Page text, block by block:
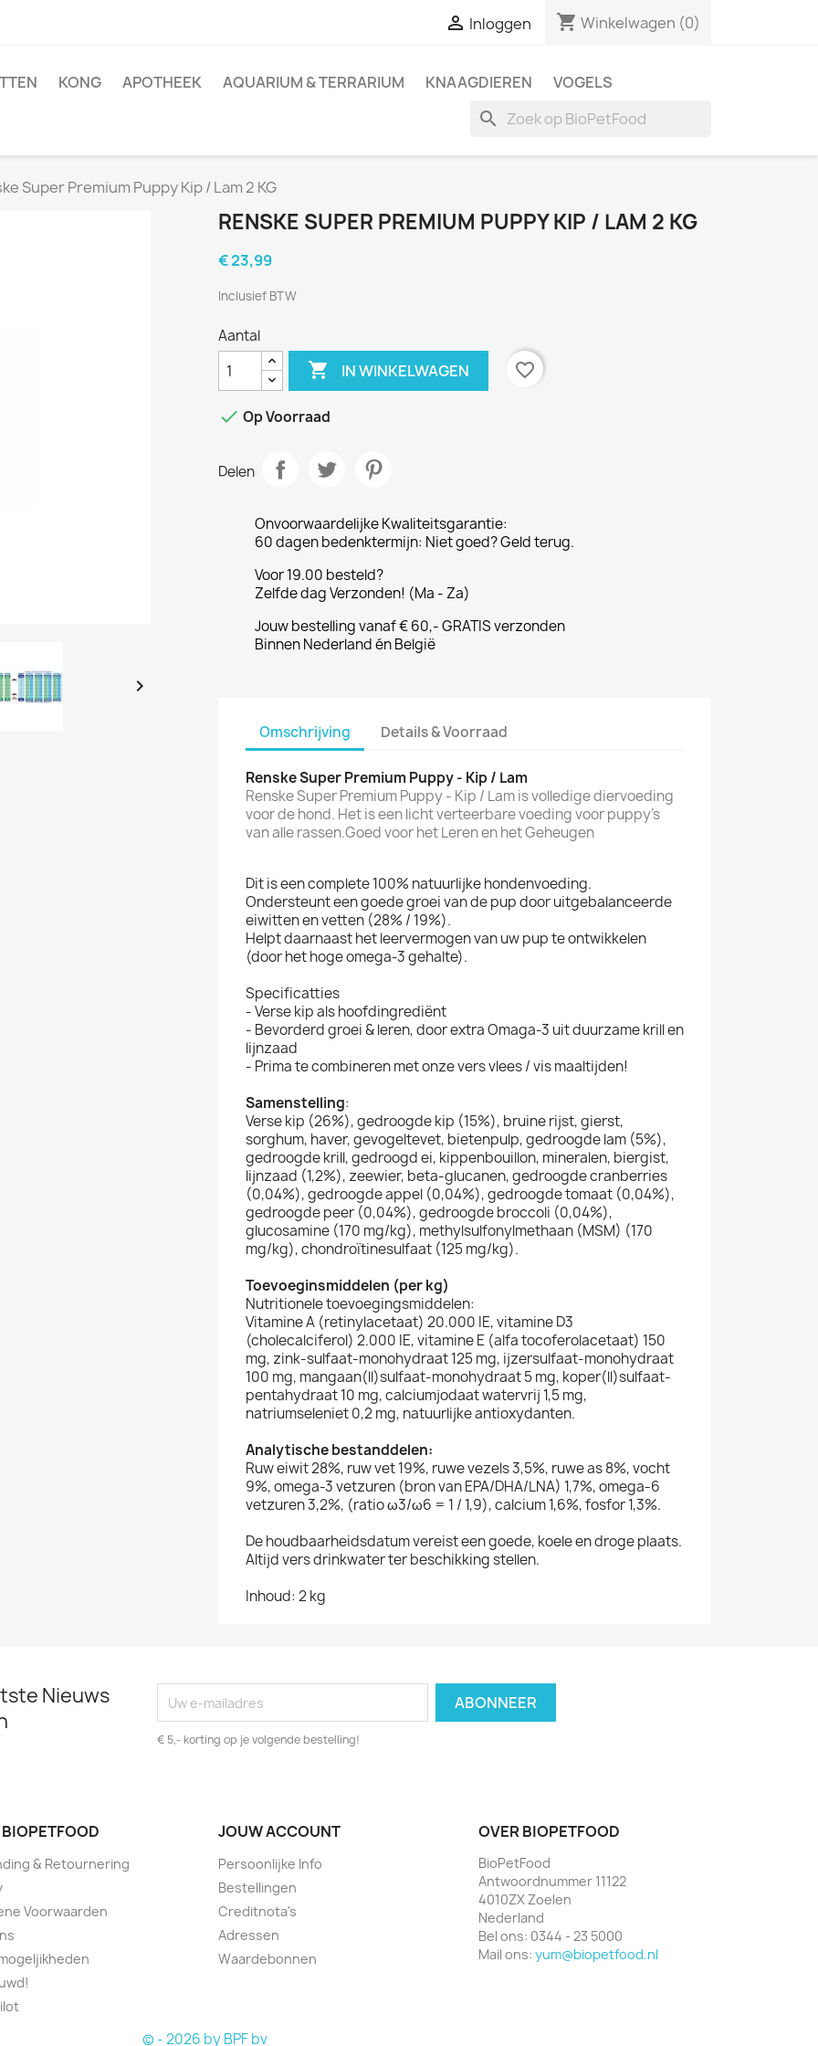
 Inloggen shopping_cart Winkelwagen (0)
KONG APOTHEEK AQUARIUM & TERRARIUM KNAAGDIEREN VOGELS
search
Super Premium Puppy Kip / Lam 2 KG

RENSKE SUPER PREMIUM PUPPY KIP / LAM 2 KG
€ 23,99
Inclusief BTW
Aantal
 IN WINKELWAGEN favorite_border
 Op Voorraad
Delen
Onvoorwaardelijke Kwaliteitsgarantie:
60 dagen bedenktermijn: Niet goed? Geld terug.
Voor 19.00 besteld?
Zelfde dag Verzonden! (Ma - Za)
Jouw bestelling vanaf € 60,- GRATIS verzonden
Binnen Nederland én België
Omschrijving Details & Voorraad
Renske Super Premium Puppy - Kip / Lam
Renske Super Premium Puppy - Kip / Lam is volledige diervoeding
voor de hond. Het is een licht verteerbare voeding voor puppy's
van alle rassen.Goed voor het Leren en het Geheugen
Dit is een complete 100% natuurlijke hondenvoeding.
Ondersteunt een goede groei van de pup door uitgebalanceerde
eiwitten en vetten (28% / 19%).
Helpt daarnaast het leervermogen van uw pup te ontwikkelen
(door het hoge omega-3 gehalte).
Specificatties
- Verse kip als hoofdingrediënt
- Bevorderd groei & leren, door extra Omaga-3 uit duurzame krill en
lijnzaad
- Prima te combineren met onze vers vlees / vis maaltijden!
Samenstelling:
Verse kip (26%), gedroogde kip (15%), bruine rijst, gierst,
sorghum, haver, gevogeltevet, bietenpulp, gedroogde lam (5%),
gedroogde krill, gedroogd ei, kippenbouillon, mineralen, biergist,
lijnzaad (1,2%), zeewier, beta-glucanen, gedroogde cranberries
(0,04%), gedroogde appel (0,04%), gedroogde tomaat (0,04%),
gedroogde peer (0,04%), gedroogde broccoli (0,04%),
glucosamine (170 mg/kg), methylsulfonylmethaan (MSM) (170
mg/kg), chondroïtinesulfaat (125 mg/kg).
Toevoeginsmiddelen (per kg)
Nutritionele toevoegingsmiddelen:
Vitamine A (retinylacetaat) 20.000 IE, vitamine D3
(cholecalciferol) 2.000 IE, vitamine E (alfa­ tocoferolacetaat) 150
mg, zink-sulfaat-monohydraat 125 mg, ijzersulfaat-monohydraat
100 mg, mangaan(ll)sulfaat-monohydraat 5 mg, koper(ll)sulfaat-
pentahydraat 10 mg, calciumjodaat watervrij 1,5 mg,
natriumseleniet 0,2 mg, natuurlijke antioxydanten.
Analytische bestanddelen:
Ruw eiwit 28%, ruw vet 19%, ruwe vezels 3,5%, ruwe as 8%, vocht
9%, omega-3 vetzuren (bron van EPA/DHA/LNA) 1,7%, omega-6
vetzuren 3,2%, (ratio ω3/ω6 = 1 / 1,9), calcium 1,6%, fosfor 1,3%.
De houdbaarheidsdatum vereist een goede, koele en droge plaats.
Altijd vers drinkwater ter beschikking stellen.
Inhoud: 2 kg
Nieuws
€ 5,- korting op je volgende bestelling!
& Retournering
Voorwaarden
JOUW ACCOUNT
Persoonlijke Info
Bestellingen
Creditnota's
Adressen
Waardebonnen
OVER BIOPETFOOD
BioPetFood
Antwoordnummer 11122
4010ZX Zoelen
Nederland
Bel ons: 0344 - 23 5000
Mail ons: yum@biopetfood.nl
© - 2026 by BPF bv